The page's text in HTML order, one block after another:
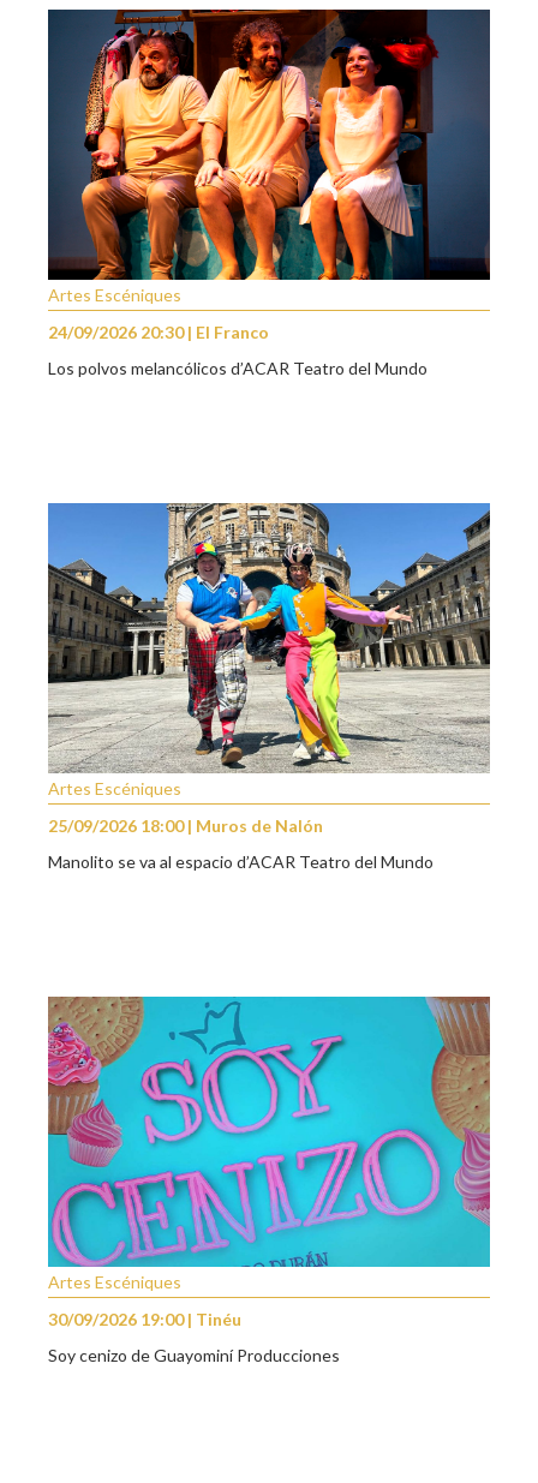
Artes Escéniques
24/09/2026 20:30 | El Franco
Los polvos melancólicos d’ACAR Teatro del Mundo
Artes Escéniques
25/09/2026 18:00 | Muros de Nalón
Manolito se va al espacio d’ACAR Teatro del Mundo
Artes Escéniques
30/09/2026 19:00 | Tinéu
Soy cenizo de Guayominí Producciones